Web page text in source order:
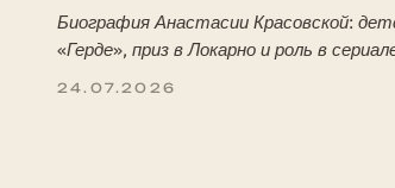
Биография Анастасии Красовской:
«Герде», приз в Локарно и роль в
24.07.2026